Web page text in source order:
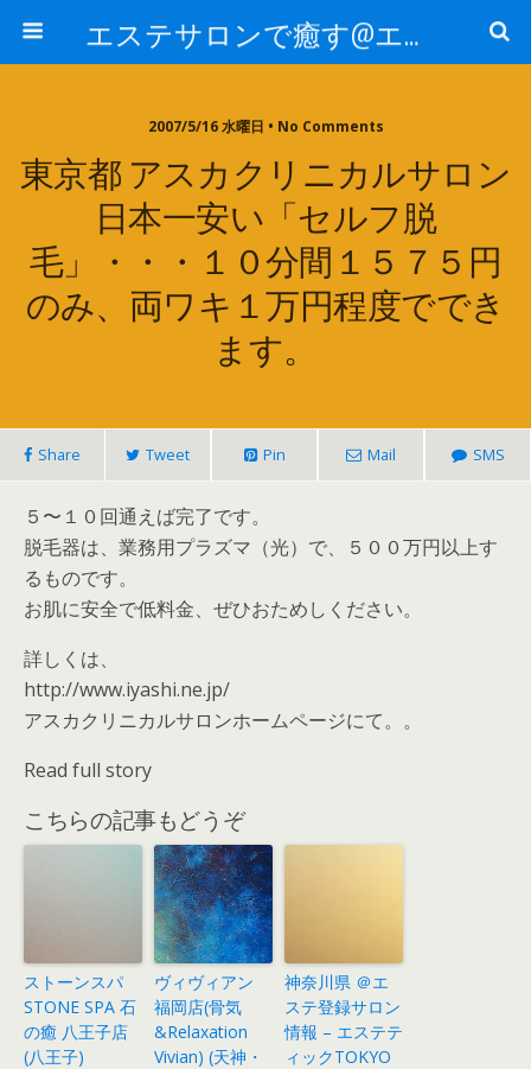
エステサロンで癒す@エステ～全国エステ情報
2007/5/16 水曜日 • No Comments
東京都 アスカクリニカルサロン
日本一安い「セルフ脱
毛」・・・１０分間１５７５円
のみ、両ワキ１万円程度ででき
ます。
Share Tweet Pin Mail SMS
５〜１０回通えば完了です。
脱毛器は、業務用プラズマ（光）で、５００万円以上す
るものです。
お肌に安全で低料金、ぜひおためしください。
詳しくは、
http://www.iyashi.ne.jp/
アスカクリニカルサロンホームページにて。。
Read full story
こちらの記事もどうぞ
ストーンスパ
STONE SPA 石
の癒 八王子店
(八王子)
ヴィヴィアン
福岡店(骨気
&Relaxation
Vivian) (天神・
神奈川県 ＠エ
ステ登録サロン
情報 – エステテ
ィックTOKYO